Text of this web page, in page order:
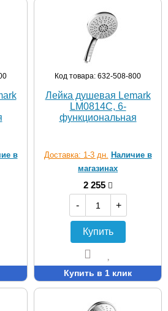
в
Код товара: 632-508-800
Лейка душевая Lemark
LM0814C, 6-
функциональная
Доставка: 1-3 дн. Наличие в
магазинах
2 255
-
+
Купить
Купить в 1 клик